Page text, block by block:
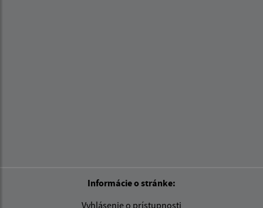
Informácie o stránke:
Vyhlásenie o prístupnosti